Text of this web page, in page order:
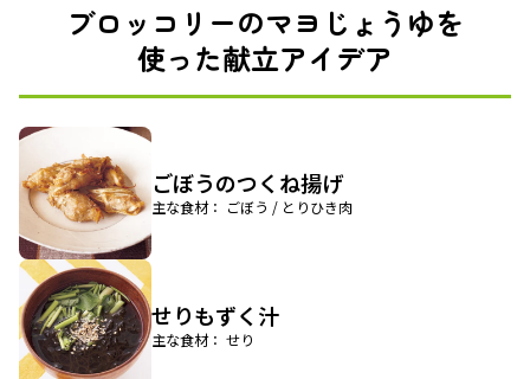
ブロッコリーのマヨじょうゆを
使った献立アイデア
ごぼうのつくね揚げ
主な食材： ごぼう / とりひき肉
せりもずく汁
主な食材： せり